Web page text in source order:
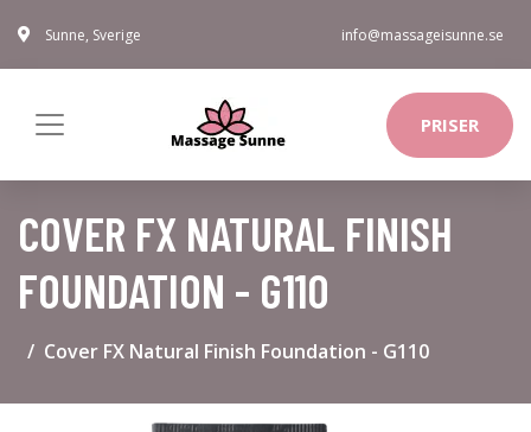
Sunne, Sverige info@massageisunne.se
PRISER
COVER FX NATURAL FINISH
FOUNDATION - G110
Cover FX Natural Finish Foundation - G110